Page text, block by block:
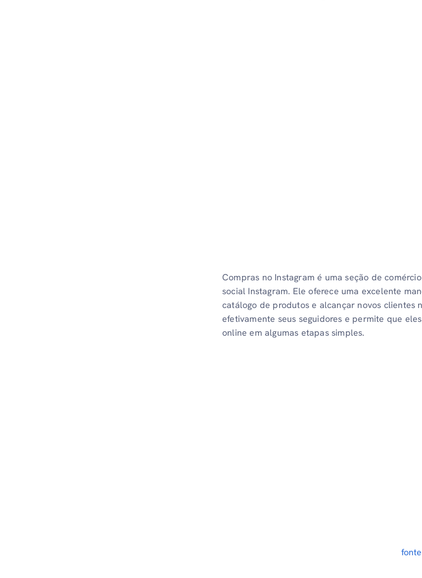
Compras no Instagram é uma seção de
social Instagram. Ele oferece uma excelente
catálogo de produtos e alcançar novos clientes
efetivamente seus seguidores e permite que
online em algumas etapas simples.
fonte